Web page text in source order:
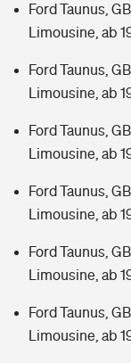
Ford Taunus,
Limousine, ab
Ford Taunus,
Limousine, ab
Ford Taunus,
Limousine, ab
Ford Taunus,
Limousine, ab
Ford Taunus,
Limousine, ab
Ford Taunus,
Limousine, ab